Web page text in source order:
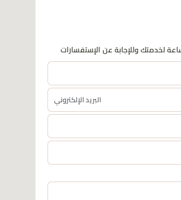
لخدمتك وللإجابة عن الإستفسارات